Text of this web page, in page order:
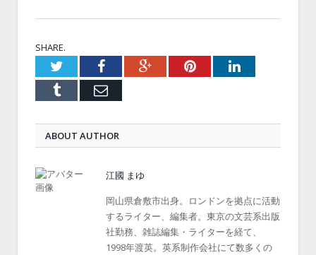
SHARE.
TwitterFacebookGoogle+PinterestLinkedIn
Tumblr Email
ABOUT AUTHOR
江國 まゆ
岡山県倉敷市出身。ロンドンを拠点に活動
するライター、編集者。東京の文芸系出版
社勤務、雑誌編集・ライターを経て、
1998年渡英。英系制作会社にて数多くの